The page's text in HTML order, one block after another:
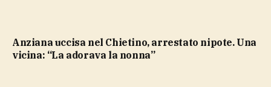
Anziana uccisa nel Chietino, arrestato nipote. Una
vicina: “La adorava la nonna”